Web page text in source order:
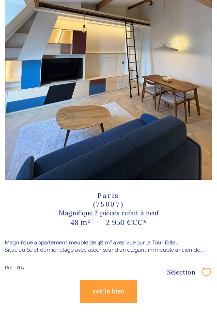
Paris
(75007)
Magnifique 2 pièces refait à neuf
48 m² - 2 950 €CC*
Magnifique appartement meublé de 48 m² avec vue sur la Tour Eiffel.
Situé au 6e et dernier étage avec ascenseur d’un élégant immeuble ancien de...
Réf : 063
Sélection
voir le bien